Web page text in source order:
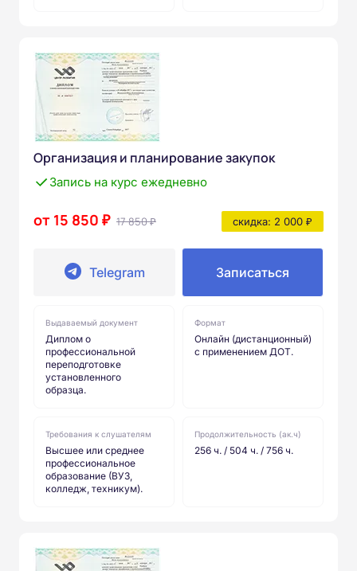
Организация и планирование закупок
Запись на курс ежедневно
от 15 850 ₽ 17 850 ₽ скидка: 2 000 ₽
Telegram Записаться
Выдаваемый документ
Диплом о
профессиональной
переподготовке
установленного
образца.
Формат
Онлайн (дистанционный)
с применением ДОТ.
Требования к слушателям
Высшее или среднее
профессиональное
образование (ВУЗ,
колледж, техникум).
Продолжительность (ак.ч)
256 ч. / 504 ч. / 756 ч.